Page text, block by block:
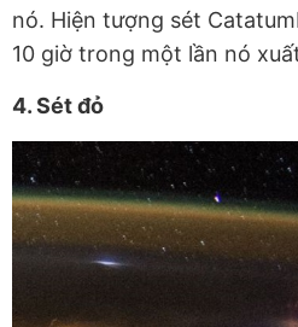
nó. Hiện tượng sét
10 giờ trong một lần nó
4. Sét đỏ